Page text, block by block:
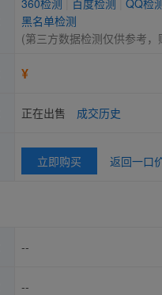
360检测 百度检测
QQ检
黑名单检测
(第三方数据检测仅供参考
¥
正在出售 成交历史
立即购买 返回一口
--
--